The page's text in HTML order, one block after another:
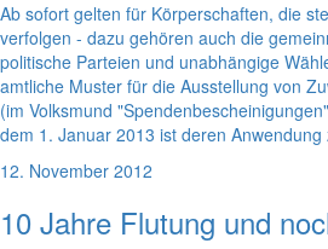
Ab sofort gelten für Körperschaften, die
verfolgen - dazu gehören auch die
politische Parteien und unabhängige
amtliche Muster für die Ausstellung von
(im Volksmund
dem 1. Januar 2013 ist deren
12. November 2012
10 Jahre Flutung und